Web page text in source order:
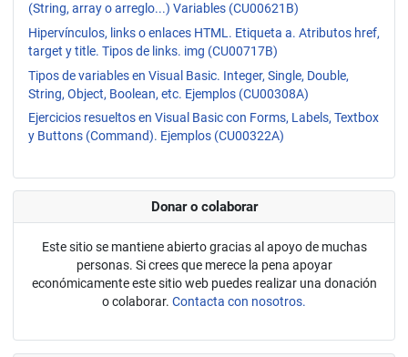
(String, array o arreglo...) Variables (CU00621B)
Hipervínculos, links o enlaces HTML. Etiqueta a. Atributos href,
target y title. Tipos de links. img (CU00717B)
Tipos de variables en Visual Basic. Integer, Single, Double,
String, Object, Boolean, etc. Ejemplos (CU00308A)
Ejercicios resueltos en Visual Basic con Forms, Labels, Textbox
y Buttons (Command). Ejemplos (CU00322A)
Donar o colaborar
Este sitio se mantiene abierto gracias al apoyo de muchas
personas. Si crees que merece la pena apoyar
económicamente este sitio web puedes realizar una donación
o colaborar. Contacta con nosotros.